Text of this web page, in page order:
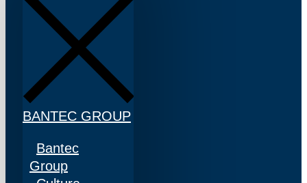
BANTEC GROUP
Bantec
Group